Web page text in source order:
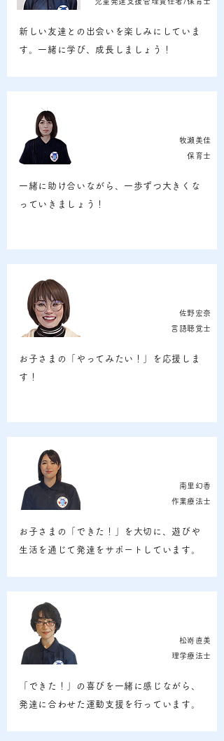
新しい友達との出会いを楽しみにしていま
す。一緒に学び、成長しましょう！
牧瀬美佳
保育士
一緒に助け合いながら、一歩ずつ大きくな
っていきましょう！
佐野宏奈
言語聴覚士
お子さまの「やってみたい！」を応援しま
す！
南里幻香
​作業療法士
お子さまの「できた！」を大切に、遊びや
生活を通じて発達をサポートしています。
松嵜直美
​理学療法士
「できた！」の喜びを一緒に感じながら、
発達に合わせた運動支援を行っています。